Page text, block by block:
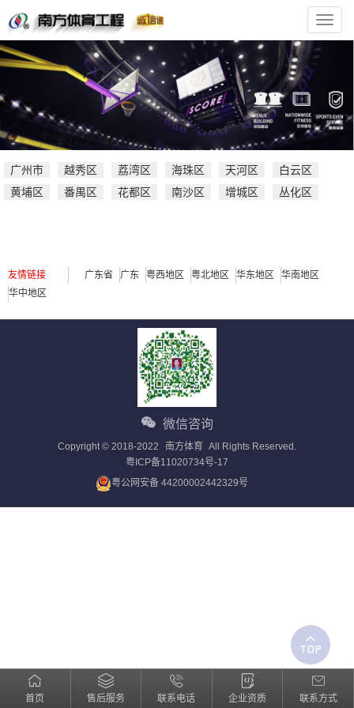
南
方
体
站
广州市 越秀区 荔湾区 海珠区 天河区
白云区
黄埔区
番禺区 花都区 南沙区 增城区 丛化区
友情链接 广东省 广东 粤西地区 粤北地区 华东地区
华南地区
华中地区
微信咨询
Copyright © 2018-2022 南方体育 All Rights Reserved.
粤ICP备11020734号-17
粤公网安备 44200002442329号
首页 售后服务 联系电话 企业资质 联系方式